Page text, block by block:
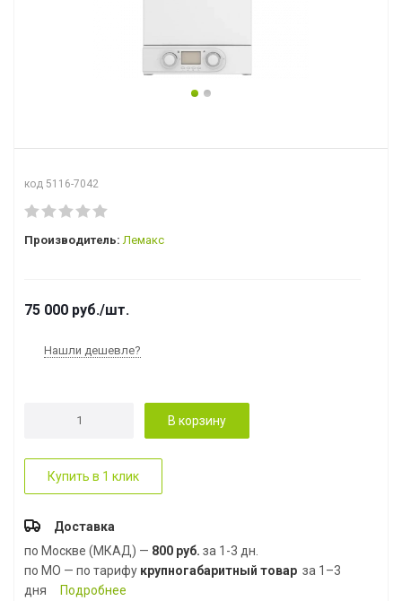
код 5116-7042
Производитель: Лемакс
75 000 руб./шт.
Нашли дешевле?
В корзину
Купить в 1 клик
Доставка
по Москве (МКАД) — 800 руб. за 1-3 дн.
по МО — по тарифу крупногабаритный товар за 1–3
дня
Подробнее